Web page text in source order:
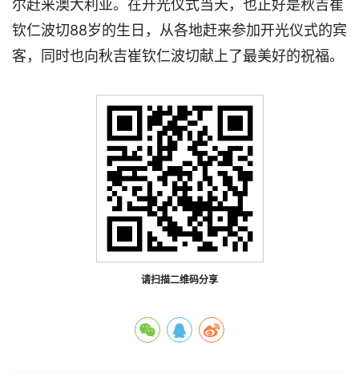
尔赶来澳大利亚。在开光仪式当天，也正好是秋吉崔
钦仁波切88岁的生日，从各地赶来参加开光仪式的宾
客，同时也向秋吉崔钦仁波切献上了最美好的祝福。
请扫描二维码分享